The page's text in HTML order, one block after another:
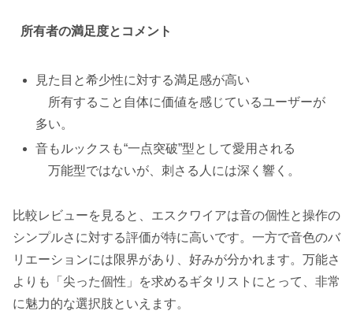
所有者の満足度とコメント
見た目と希少性に対する満足感が高い
所有すること自体に価値を感じているユーザーが
多い。
音もルックスも“一点突破”型として愛用される
万能型ではないが、刺さる人には深く響く。
比較レビューを見ると、エスクワイアは音の個性と操作の
シンプルさに対する評価が特に高いです。一方で音色のバ
リエーションには限界があり、好みが分かれます。万能さ
よりも「尖った個性」を求めるギタリストにとって、非常
に魅力的な選択肢といえます。